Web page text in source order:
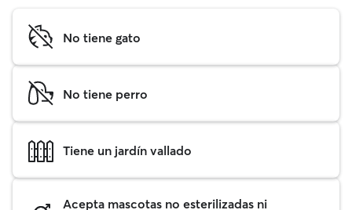
No tiene gato
No tiene perro
Tiene un jardín vallado
Acepta mascotas no esterilizadas ni